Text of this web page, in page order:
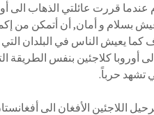
عندما قررت عائلتي الذهاب الى
بسلام و أمان, أن أتمكن من
كما يعيش الناس في البلدان التي
أوروبا كلاجئين بنفس الطريقة
تشهد حرباً.
اللاجئين الأفغان الى